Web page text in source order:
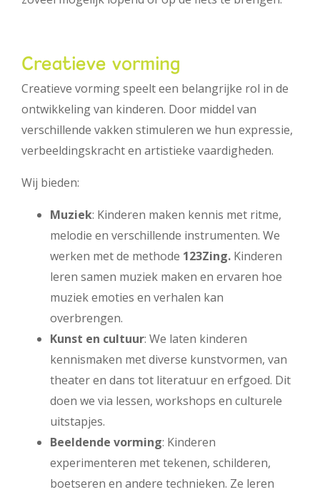
Creatieve vorming
Creatieve vorming speelt een belangrijke rol in de
ontwikkeling van kinderen. Door middel van
verschillende vakken stimuleren we hun expressie,
verbeeldingskracht en artistieke vaardigheden.
Wij bieden:
Muziek: Kinderen maken kennis met ritme,
melodie en verschillende instrumenten. We
werken met de methode 123Zing. Kinderen
leren samen muziek maken en ervaren hoe
muziek emoties en verhalen kan
overbrengen.
Kunst en cultuur: We laten kinderen
kennismaken met diverse kunstvormen, van
theater en dans tot literatuur en erfgoed. Dit
doen we via lessen, workshops en culturele
uitstapjes.
Beeldende vorming: Kinderen
experimenteren met tekenen, schilderen,
boetseren en andere technieken. Ze leren